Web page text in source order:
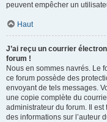
peuvent empêcher un
Haut
J’ai reçu un courrier
forum !
Nous en sommes navrés. Le
ce forum possède des
envoyant de tels messages.
une copie complète du
administrateur du forum. Il est
des informations sur l’auteur